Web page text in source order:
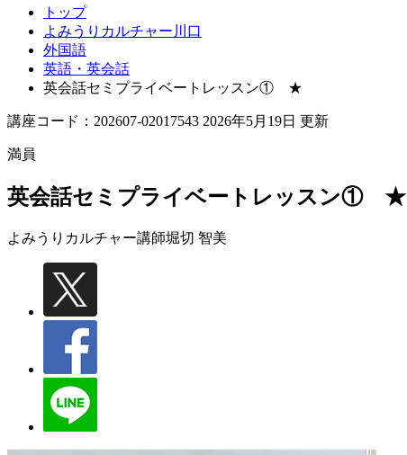
トップ
よみうりカルチャー川口
外国語
英語・英会話
英会話セミプライベートレッスン① ★
講座コード：202607-02017543 2026年5月19日 更新
満員
英会話セミプライベートレッスン① ★
よみうりカルチャー講師堀切 智美